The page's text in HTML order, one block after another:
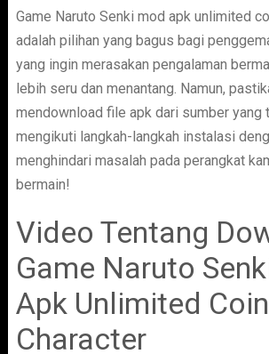
Game Naruto Senki mod apk unlimited
adalah pilihan yang bagus bagi
yang ingin merasakan pengalaman
lebih seru dan menantang. Namun,
mendownload file apk dari sumber yang
mengikuti langkah-langkah instalasi
menghindari masalah pada perangkat
bermain!
Video Tentang
Game Naruto
Apk Unlimited
Character